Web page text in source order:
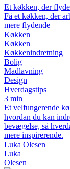
Et køkken, der
Få et køkken, der
mere flydende
Køkken
Køkken
Køkkenindretning
Bolig
Madlavning
Design
Hverdagstips
3 min
Et velfungerende
hvordan du kan
bevægelse, så
mere inspirerende.
Luka Olesen
Luka
Olesen